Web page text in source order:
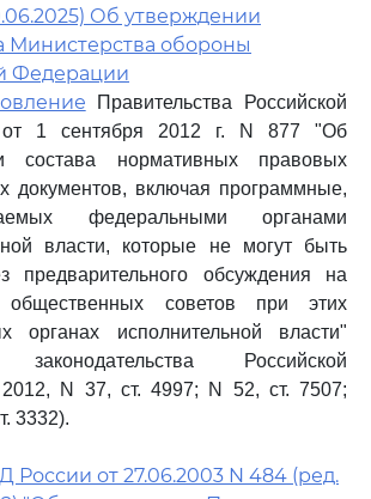
Об утверждении
Министерства обороны
Федерации
Правительства Российской
от 1 сентября 2012 г. N 877 "Об
состава нормативных правовых
документов, включая программные,
федеральными органами
власти, которые не могут быть
предварительного обсуждения на
общественных советов при этих
органах исполнительной власти"
Российской
N 37, ст. 4997; N 52, ст. 7507;
3332).
России от 27.06.2003 N 484 (ред.